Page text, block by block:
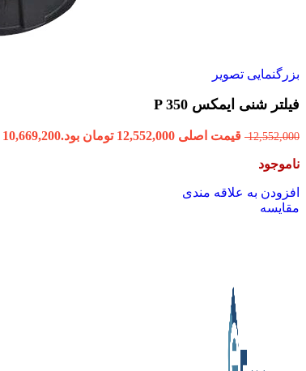
بزرگنمایی تصویر
فیلتر شنی ایمکس P 350
12,552,000 قیمت اصلی 12,552,000 تومان بود. 10,669,200
ناموجود
افزودن به علاقه مندی
مقایسه